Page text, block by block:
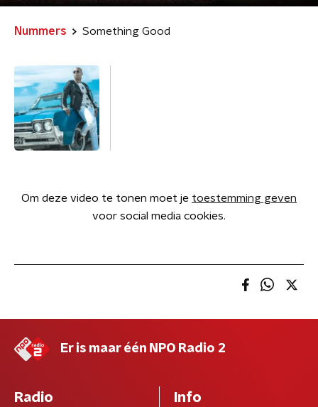
Nummers Something Good
Om deze video te tonen moet je toestemming geven
voor social media cookies.
Er is maar één NPO Radio 2
Radio Info